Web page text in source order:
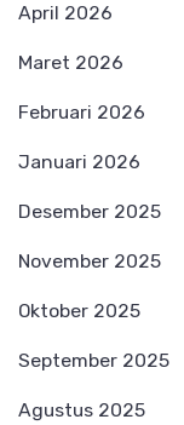
April 2026
Maret 2026
Februari 2026
Januari 2026
Desember 2025
November 2025
Oktober 2025
September 2025
Agustus 2025